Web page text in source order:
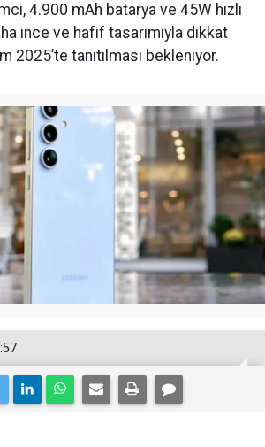
4.900 mAh batarya ve 45W hızlı
ince ve hafif tasarımıyla dikkat
2025’te tanıtılması bekleniyor.